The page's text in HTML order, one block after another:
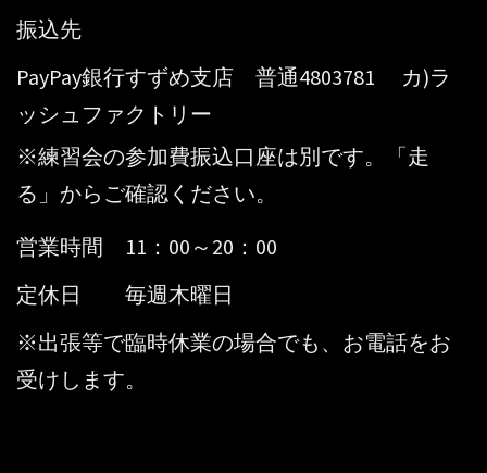
振込先
PayPay銀行すずめ支店 普通4803781 カ)ラ
ッシュファクトリー
※練習会の参加費振込口座は別です。「走
る」からご確認ください。
営業時間 11：00～20：00
定休日 毎週木曜日
※出張等で臨時休業の場合でも、お電話をお
受けします。